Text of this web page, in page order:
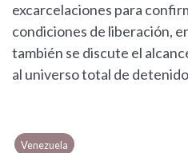
excarcelaciones para
condiciones de liberación,
también se discute el
al universo total de
Venezuela